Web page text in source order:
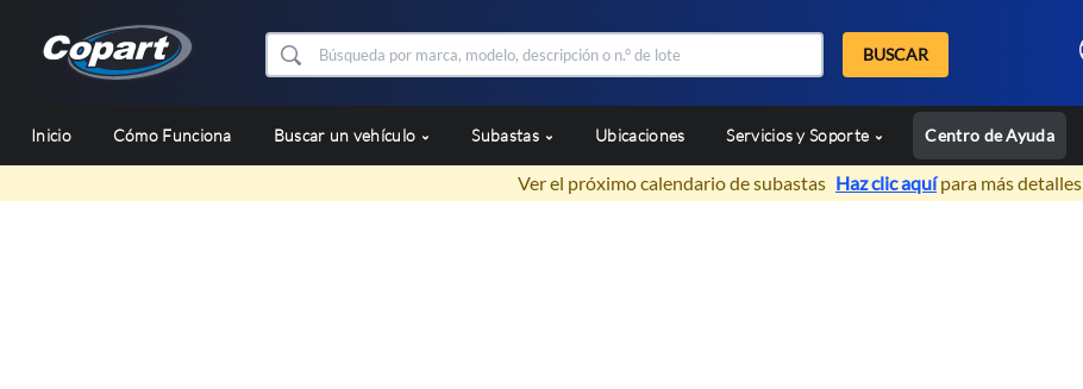
BUSCAR
Inicio Cómo Funciona Buscar un vehículo Subastas Ubicaciones Servicios y Soporte Centro de Ayuda
Ver el próximo calendario de subastas Haz clic aquípara más detalles